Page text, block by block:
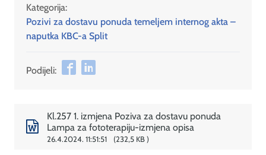
Kategorija:
Pozivi za dostavu ponuda temeljem internog akta –
naputka KBC-a Split
Podijeli:
Kl.257 1. izmjena Poziva za dostavu ponuda
Lampa za fototerapiju-izmjena opisa
26.4.2024. 11:51:51 232,5 KB